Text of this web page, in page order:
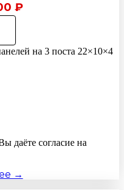
₽
на 3 поста 22×10×4
даёте согласие на
→